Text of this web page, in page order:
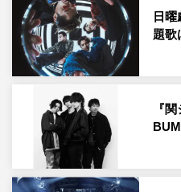
めて見てくれるみんなはき
んな映像になっています。
前身バンドSrv.Vinci（サー
と改名し、初楽曲「Tokyo
ビデオで公開した日からち
月27日に開催が発表された
DOME』。
日
題
『